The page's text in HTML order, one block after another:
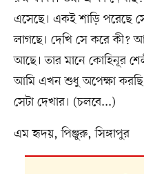
এসেছে। একই শাড়ি পরেছে
লাগছে। দেখি সে করে কী?
আছে। তার মানে কোহিনূর
আমি এখন শুধু অপেক্ষা
সেটা দেখার। (চলবে...)
এম হৃদয়, পিঞ্জুরু, সিঙ্গাপুর